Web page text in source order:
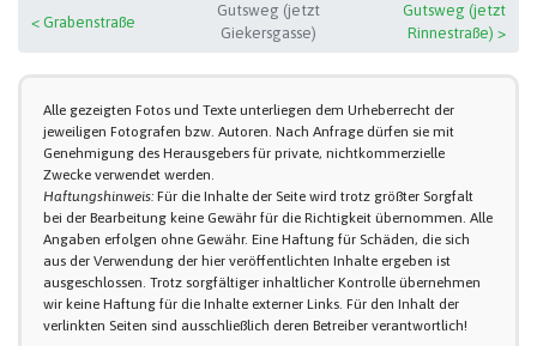
< Grabenstraße
Gutsweg (jetzt
Giekersgasse)
Gutsweg (jetzt
Rinnestraße) >
Alle gezeigten Fotos und Texte unterliegen dem Urheberrecht der
jeweiligen Fotografen bzw. Autoren. Nach Anfrage dürfen sie mit
Genehmigung des Herausgebers für private, nichtkommerzielle
Zwecke verwendet werden.
Haftungshinweis: Für die Inhalte der Seite wird trotz größter Sorgfalt
bei der Bearbeitung keine Gewähr für die Richtigkeit übernommen. Alle
Angaben erfolgen ohne Gewähr. Eine Haftung für Schäden, die sich
aus der Verwendung der hier veröffentlichten Inhalte ergeben ist
ausgeschlossen. Trotz sorgfältiger inhaltlicher Kontrolle übernehmen
wir keine Haftung für die Inhalte externer Links. Für den Inhalt der
verlinkten Seiten sind ausschließlich deren Betreiber verantwortlich!